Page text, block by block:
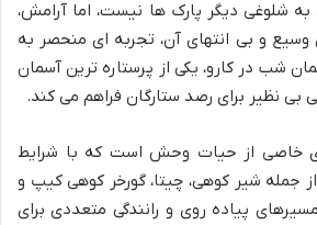
به شلوغی دیگر پارک ها نیست، اما آرامش،
و بی انتهای آن، تجربه ای منحصر به
شب در کارو، یکی از پرستاره ترین آسمان
نظیر برای رصد ستارگان فراهم می کند.
خاصی از حیات وحش است که با شرایط
جمله شیر کوهی، چیتا، گورخر کوهی کیپ و
مسیرهای پیاده روی و رانندگی متعددی برای